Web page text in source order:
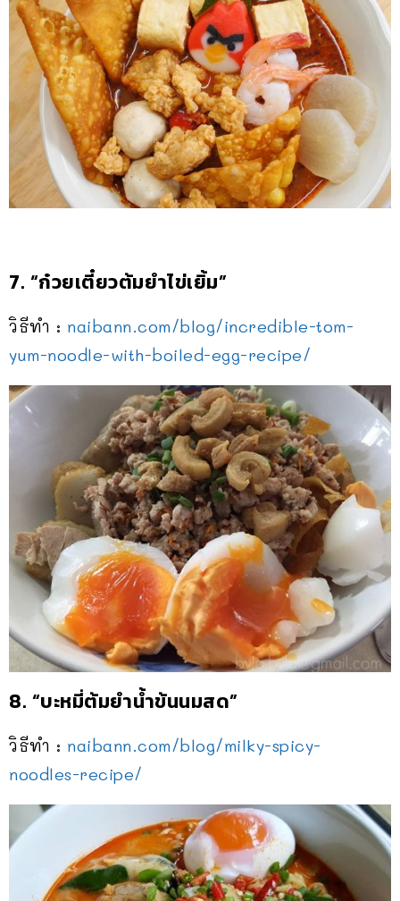
7. “ก๋วยเตี๋ยวต้มยำไข่เยิ้ม”
วิธีทำ : naibann.com/blog/incredible-tom-
yum-noodle-with-boiled-egg-recipe/
8. “บะหมี่ต้มยำน้ำข้นนมสด”
วิธีทำ : naibann.com/blog/milky-spicy-
noodles-recipe/